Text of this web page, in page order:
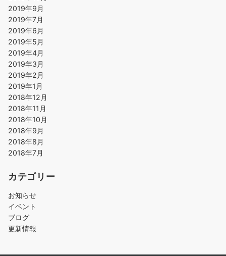
2019年9月
2019年7月
2019年6月
2019年5月
2019年4月
2019年3月
2019年2月
2019年1月
2018年12月
2018年11月
2018年10月
2018年9月
2018年8月
2018年7月
カテゴリー
お知らせ
イベント
ブログ
更新情報